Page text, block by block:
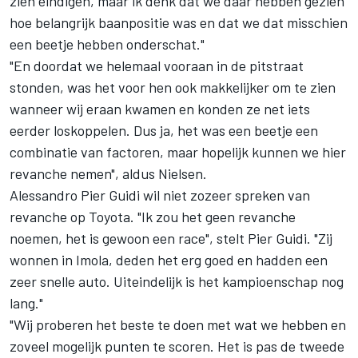
hoe belangrijk baanpositie was en dat we dat misschien
een beetje hebben onderschat."
"En doordat we helemaal vooraan in de pitstraat
stonden, was het voor hen ook makkelijker om te zien
wanneer wij eraan kwamen en konden ze net iets
eerder loskoppelen. Dus ja, het was een beetje een
combinatie van factoren, maar hopelijk kunnen we hier
revanche nemen", aldus Nielsen.
Alessandro Pier Guidi wil niet zozeer spreken van
revanche op Toyota. "Ik zou het geen revanche
noemen, het is gewoon een race", stelt Pier Guidi. "Zij
wonnen in Imola, deden het erg goed en hadden een
zeer snelle auto. Uiteindelijk is het kampioenschap nog
lang."
"Wij proberen het beste te doen met wat we hebben en
zoveel mogelijk punten te scoren. Het is pas de tweede